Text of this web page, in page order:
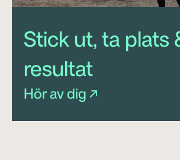
Stick ut, ta plats
resultat
Hör av dig ↗